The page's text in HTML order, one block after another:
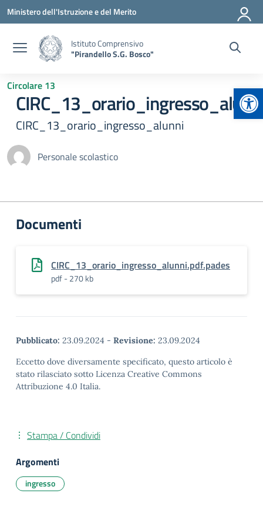
Vai ai contenuti
Vai al menu di navigazione
Vai al footer
Ministero dell'Istruzione e del Merito
Istituto Comprensivo
"Pirandello S.G. Bosco"
Circolare 13
CIRC_13_orario_ingresso_alunni
CIRC_13_orario_ingresso_alunni
Personale scolastico
Documenti
CIRC_13_orario_ingresso_alunni.pdf.pades
pdf - 270 kb
Pubblicato: 23.09.2024 - Revisione: 23.09.2024
Eccetto dove diversamente specificato, questo articolo è
stato rilasciato sotto Licenza Creative Commons
Attribuzione 4.0 Italia.
Stampa / Condividi
Argomenti
ingresso